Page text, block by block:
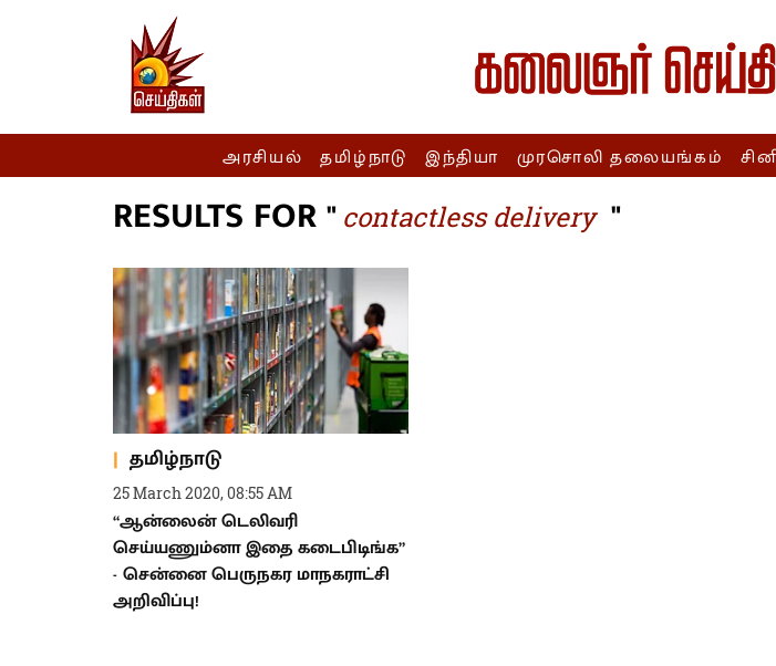
அரசியல் தமிழ்நாடு இந்தியா முரசொலி தலையங்கம்
RESULTS FOR " contactless delivery "
தமிழ்நாடு
25 March 2020, 08:55 AM
“ஆன்லைன் டெலிவரி
செய்யணும்னா இதை கடைபிடிங்க”
- சென்னை பெருநகர மாநகராட்சி
அறிவிப்பு!